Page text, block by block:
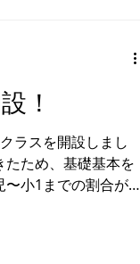
！
ラスを開設しまし
ため、基礎基本を
小1までの割合が高